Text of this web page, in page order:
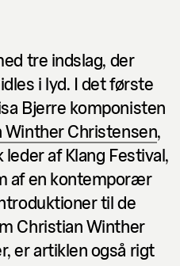
tre indslag, der
i lyd. I det første
Bjerre komponisten
Winther Christensen,
af Klang Festival,
af en kontemporær
til de
Christian Winther
er artiklen også rigt